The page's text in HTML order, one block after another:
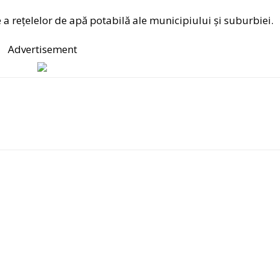
rețelelor de apă potabilă ale municipiului și suburbiei.
Advertisement